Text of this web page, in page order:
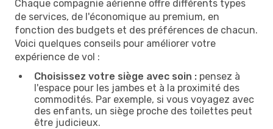
Chaque compagnie aérienne offre différents types
de services, de l'économique au premium, en
fonction des budgets et des préférences de chacun.
Voici quelques conseils pour améliorer votre
expérience de vol :
Choisissez votre siège avec soin : pensez à
l'espace pour les jambes et à la proximité des
commodités. Par exemple, si vous voyagez avec
des enfants, un siège proche des toilettes peut
être judicieux.